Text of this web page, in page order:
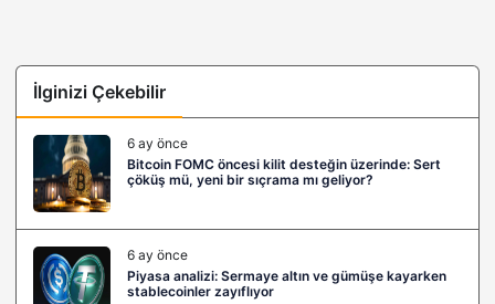
İlginizi Çekebilir
6 ay önce
Bitcoin FOMC öncesi kilit desteğin üzerinde: Sert
çöküş mü, yeni bir sıçrama mı geliyor?
6 ay önce
Piyasa analizi: Sermaye altın ve gümüşe kayarken
stablecoinler zayıflıyor